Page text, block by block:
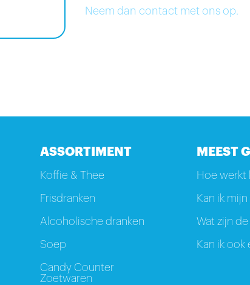
Neem dan contact met ons op.
ASSORTIMENT
Koffie & Thee
Frisdranken
Alcoholische dranken
Soep
Candy Counter
Zoetwaren
MEEST
Hoe werkt
Kan ik
Wat zijn
Kan ik